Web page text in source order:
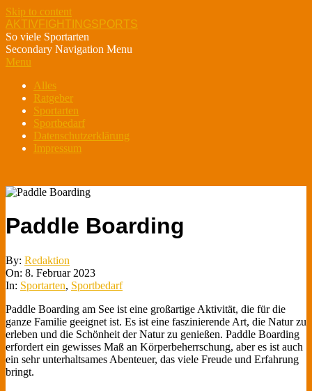
Skip to content
AKTIVFIGHTINGSPORTS
So viele Sportarten
Secondary Navigation Menu
Menu
Alles
Ratgeber
Sportarten
Sportbedarf
Datenschutzerklärung
Impressum
Paddle Boarding
By: Redaktion
On: 8. Februar 2023
In: Sportarten, Sportbedarf
Paddle Boarding am See ist eine großartige Aktivität, die für die
ganze Familie geeignet ist. Es ist eine faszinierende Art, die Natur zu
erleben und die Schönheit der Natur zu genießen. Paddle Boarding
erfordert ein gewisses Maß an Körperbeherrschung, aber es ist auch
ein sehr unterhaltsames Abenteuer, das viele Freude und Erfahrung
bringt.